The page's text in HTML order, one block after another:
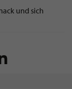
und sich